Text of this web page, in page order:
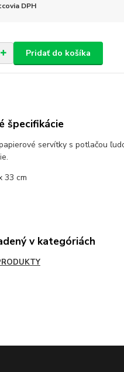
DPH
Pridať do košíka
špecifikácie
servítky s potlačou
33 cm
v kategóriách